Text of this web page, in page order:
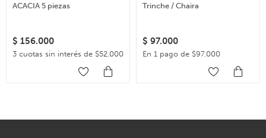
ACACIA 5 piezas
$ 156.000
3 cuotas sin interés de $52.000
Trinche / Chaira
$ 97.000
En 1 pago de $97.000